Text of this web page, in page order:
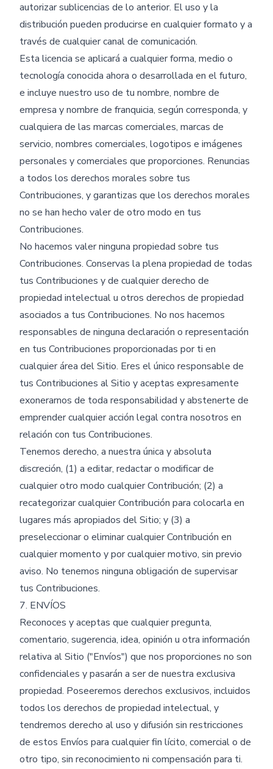
autorizar sublicencias de lo anterior. El uso y la
distribución pueden producirse en cualquier formato y a
través de cualquier canal de comunicación.
Esta licencia se aplicará a cualquier forma, medio o
tecnología conocida ahora o desarrollada en el futuro,
e incluye nuestro uso de tu nombre, nombre de
empresa y nombre de franquicia, según corresponda, y
cualquiera de las marcas comerciales, marcas de
servicio, nombres comerciales, logotipos e imágenes
personales y comerciales que proporciones. Renuncias
a todos los derechos morales sobre tus
Contribuciones, y garantizas que los derechos morales
no se han hecho valer de otro modo en tus
Contribuciones.
No hacemos valer ninguna propiedad sobre tus
Contribuciones. Conservas la plena propiedad de todas
tus Contribuciones y de cualquier derecho de
propiedad intelectual u otros derechos de propiedad
asociados a tus Contribuciones. No nos hacemos
responsables de ninguna declaración o representación
en tus Contribuciones proporcionadas por ti en
cualquier área del Sitio. Eres el único responsable de
tus Contribuciones al Sitio y aceptas expresamente
exonerarnos de toda responsabilidad y abstenerte de
emprender cualquier acción legal contra nosotros en
relación con tus Contribuciones.
Tenemos derecho, a nuestra única y absoluta
discreción, (1) a editar, redactar o modificar de
cualquier otro modo cualquier Contribución; (2) a
recategorizar cualquier Contribución para colocarla en
lugares más apropiados del Sitio; y (3) a
preseleccionar o eliminar cualquier Contribución en
cualquier momento y por cualquier motivo, sin previo
aviso. No tenemos ninguna obligación de supervisar
tus Contribuciones.
7. ENVÍOS
Reconoces y aceptas que cualquier pregunta,
comentario, sugerencia, idea, opinión u otra información
relativa al Sitio ("Envíos") que nos proporciones no son
confidenciales y pasarán a ser de nuestra exclusiva
propiedad. Poseeremos derechos exclusivos, incluidos
todos los derechos de propiedad intelectual, y
tendremos derecho al uso y difusión sin restricciones
de estos Envíos para cualquier fin lícito, comercial o de
otro tipo, sin reconocimiento ni compensación para ti.